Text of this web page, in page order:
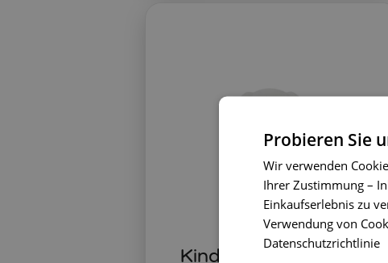
Kinderlampe Snuffy
Probieren Sie
Wir verwenden
Ihrer Zustimmung –
Einkaufserlebnis zu
Verwendung von
Datenschutzrichtlinie